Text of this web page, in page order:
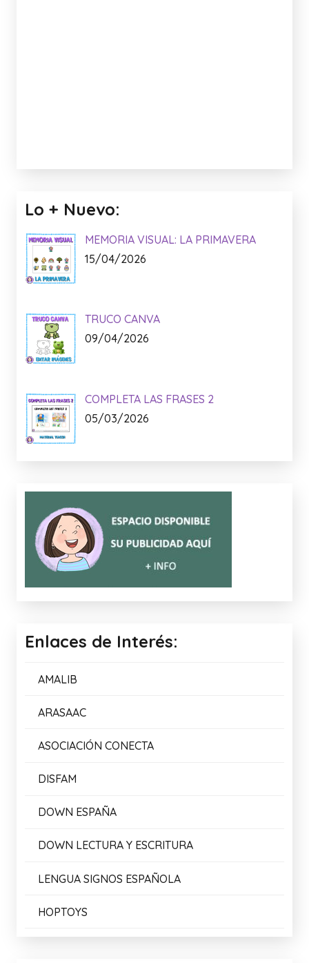
Lo + Nuevo:
MEMORIA VISUAL: LA PRIMAVERA
15/04/2026
TRUCO CANVA
09/04/2026
COMPLETA LAS FRASES 2
05/03/2026
Enlaces de Interés:
AMALIB
ARASAAC
ASOCIACIÓN CONECTA
DISFAM
DOWN ESPAÑA
DOWN LECTURA Y ESCRITURA
LENGUA SIGNOS ESPAÑOLA
HOPTOYS